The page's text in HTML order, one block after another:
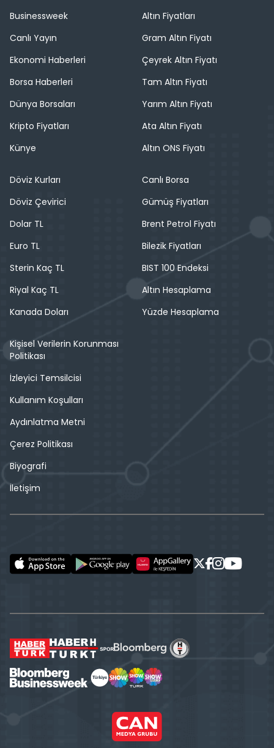
Businessweek
Canlı Yayın
Ekonomi Haberleri
Borsa Haberleri
Dünya Borsaları
Kripto Fiyatları
Künye
Altın Fiyatları
Gram Altın Fiyatı
Çeyrek Altın Fiyatı
Tam Altın Fiyatı
Yarım Altın Fiyatı
Ata Altın Fiyatı
Altın ONS Fiyatı
Döviz Kurları
Döviz Çevirici
Dolar TL
Euro TL
Sterin Kaç TL
Riyal Kaç TL
Kanada Doları
Canlı Borsa
Gümüş Fiyatları
Brent Petrol Fiyatı
Bilezik Fiyatları
BIST 100 Endeksi
Altın Hesaplama
Yüzde Hesaplama
Kişisel Verilerin Korunması
Politikası
İzleyici Temsilcisi
Kullanım Koşulları
Aydınlatma Metni
Çerez Politikası
Biyografi
İletişim